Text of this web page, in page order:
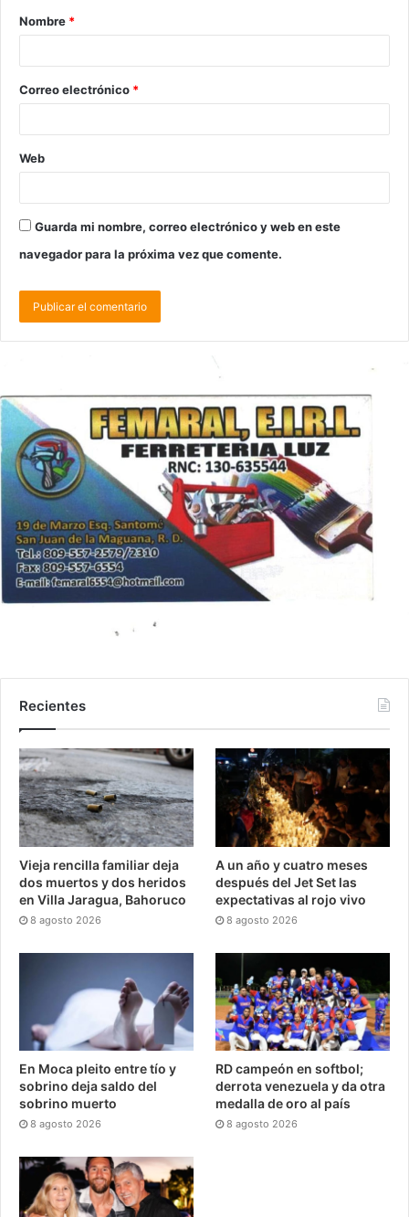
Nombre *
Correo electrónico *
Web
Guarda mi nombre, correo electrónico y web en este
navegador para la próxima vez que comente.
Recientes
Vieja rencilla familiar deja
dos muertos y dos heridos
en Villa Jaragua, Bahoruco
8 agosto 2026
A un año y cuatro meses
después del Jet Set las
expectativas al rojo vivo
8 agosto 2026
En Moca pleito entre tío y
sobrino deja saldo del
sobrino muerto
8 agosto 2026
RD campeón en softbol;
derrota venezuela y da otra
medalla de oro al país
8 agosto 2026